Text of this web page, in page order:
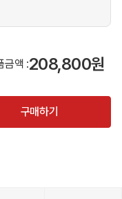
금액 :208,800원
구매하기